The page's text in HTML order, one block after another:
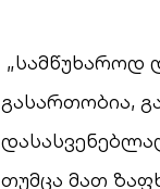
„სამწუხაროდ
გასართობია,
თუმცა მათ